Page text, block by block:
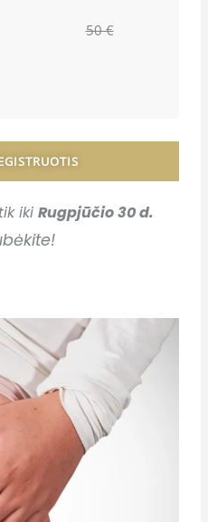
50 €
iki Rugpjūčio 30 d.
!